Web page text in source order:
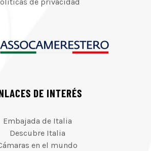
de privacidad
DE INTERÉS
Embajada de Italia
Descubre Italia
en el mundo